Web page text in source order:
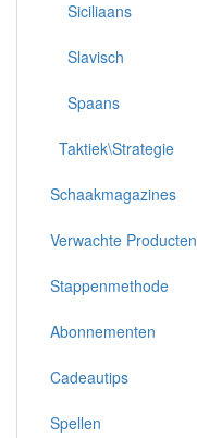
Siciliaans
Slavisch
Spaans
Taktiek\Strategie
Schaakmagazines
Verwachte Producten
Stappenmethode
Abonnementen
Cadeautips
Spellen